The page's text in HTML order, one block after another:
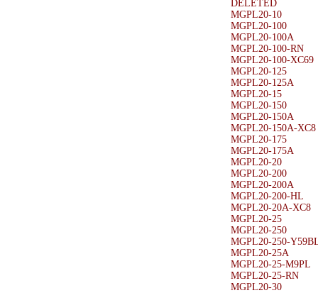
DELETED
MGPL20-10
MGPL20-100
MGPL20-100A
MGPL20-100-RN
MGPL20-100-XC69
MGPL20-125
MGPL20-125A
MGPL20-15
MGPL20-150
MGPL20-150A
MGPL20-150A-XC8
MGPL20-175
MGPL20-175A
MGPL20-20
MGPL20-200
MGPL20-200A
MGPL20-200-HL
MGPL20-20A-XC8
MGPL20-25
MGPL20-250
MGPL20-250-
MGPL20-25A
MGPL20-25-M9PL
MGPL20-25-RN
MGPL20-30